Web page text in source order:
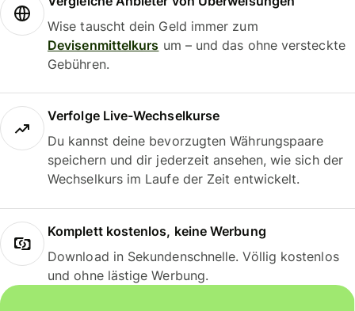
Wise tauscht dein Geld immer zum
Devisenmittelkurs um – und das ohne versteckte
Gebühren.
Verfolge Live-Wechselkurse
Du kannst deine bevorzugten Währungspaare
speichern und dir jederzeit ansehen, wie sich der
Wechselkurs im Laufe der Zeit entwickelt.
Komplett kostenlos, keine Werbung
Download in Sekundenschnelle. Völlig kostenlos
und ohne lästige Werbung.